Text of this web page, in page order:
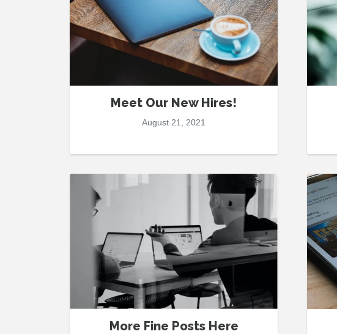
Meet Our New Hires!
August 21, 2021
More Fine Posts Here